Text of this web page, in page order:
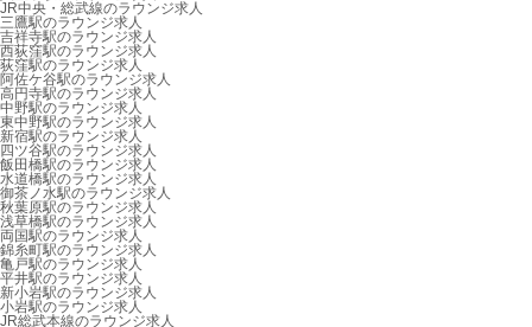
JR中央・総武線のラウンジ求人
三鷹駅のラウンジ求人
吉祥寺駅のラウンジ求人
西荻窪駅のラウンジ求人
荻窪駅のラウンジ求人
阿佐ケ谷駅のラウンジ求人
高円寺駅のラウンジ求人
中野駅のラウンジ求人
東中野駅のラウンジ求人
新宿駅のラウンジ求人
四ツ谷駅のラウンジ求人
飯田橋駅のラウンジ求人
水道橋駅のラウンジ求人
御茶ノ水駅のラウンジ求人
秋葉原駅のラウンジ求人
浅草橋駅のラウンジ求人
両国駅のラウンジ求人
錦糸町駅のラウンジ求人
亀戸駅のラウンジ求人
平井駅のラウンジ求人
新小岩駅のラウンジ求人
小岩駅のラウンジ求人
JR総武本線のラウンジ求人